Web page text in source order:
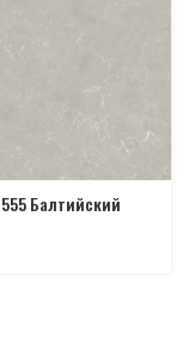
Балтийский